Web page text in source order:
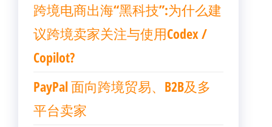
跨境电商出海“黑科技”:为什么建
议跨境卖家关注与使用Codex /
Copilot?
PayPal 面向跨境贸易、B2B及多
平台卖家